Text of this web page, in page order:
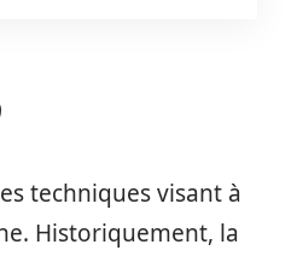
techniques visant à
Historiquement, la